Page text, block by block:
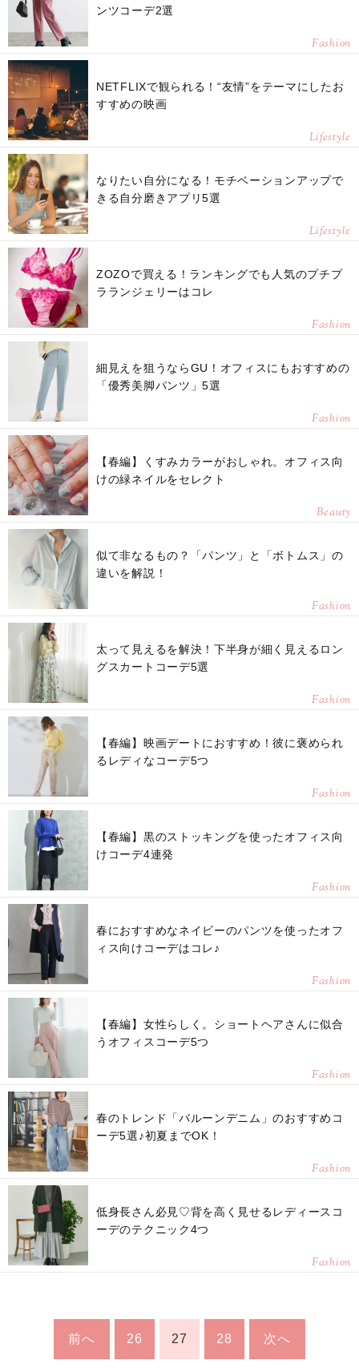
ンツコーデ2選
Fashion
NETFLIXで観られる！“友情”をテーマにしたお
すすめの映画
Lifestyle
なりたい自分になる！モチベーションアップで
きる自分磨きアプリ5選
Lifestyle
ZOZOで買える！ランキングでも人気のプチプ
ラランジェリーはコレ
Fashion
細見えを狙うならGU！オフィスにもおすすめの
「優秀美脚パンツ」5選
Fashion
【春編】くすみカラーがおしゃれ。オフィス向
けの緑ネイルをセレクト
Beauty
似て非なるもの？「パンツ」と「ボトムス」の
違いを解説！
Fashion
太って見えるを解決！下半身が細く見えるロン
グスカートコーデ5選
Fashion
【春編】映画デートにおすすめ！彼に褒められ
るレディなコーデ5つ
Fashion
【春編】黒のストッキングを使ったオフィス向
けコーデ4連発
Fashion
春におすすめなネイビーのパンツを使ったオフ
ィス向けコーデはコレ♪
Fashion
【春編】女性らしく。ショートヘアさんに似合
うオフィスコーデ5つ
Fashion
春のトレンド「バルーンデニム」のおすすめコ
ーデ5選♪初夏までOK！
Fashion
低身長さん必見♡背を高く見せるレディースコ
ーデのテクニック4つ
Fashion
前へ 26 27 28 次へ